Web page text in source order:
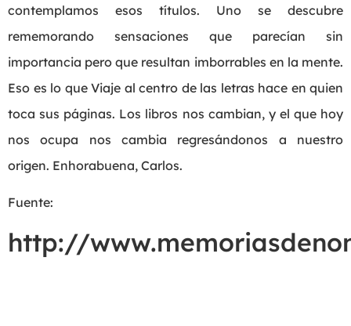
contemplamos esos títulos. Uno se descubre
rememorando sensaciones que parecían sin
importancia pero que resultan imborrables en la mente.
Eso es lo que Viaje al centro de las letras hace en quien
toca sus páginas. Los libros nos cambian, y el que hoy
nos ocupa nos cambia regresándonos a nuestro
origen. Enhorabuena, Carlos.
Fuente:
http://